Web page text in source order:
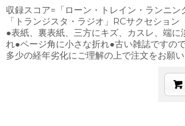
収録スコア=「ローン・トレイン・ランニン
「トランジスタ・ラジオ」RCサクセション
●表紙、裏表紙、三方にキズ、カスレ、端に
れ●ページ角に小さな折れ●古い雑誌ですの
多少の経年劣化にご理解の上で注文をお願い